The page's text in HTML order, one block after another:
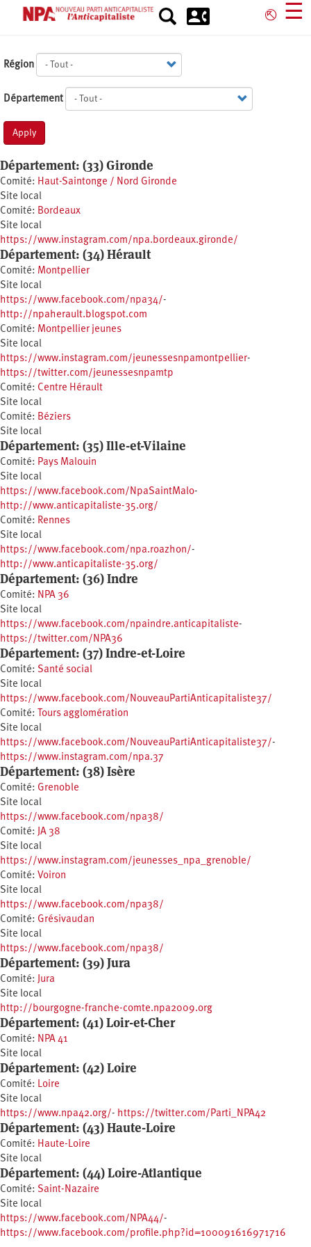
principal
⎋ ☰
Région
Département
Apply
Département: (33) Gironde
Comité: Haut-Saintonge / Nord Gironde
Site local
Comité: Bordeaux
Site local
https://www.instagram.com/npa.bordeaux.gironde/
Département: (34) Hérault
Comité: Montpellier
Site local
https://www.facebook.com/npa34/-
http://npaherault.blogspot.com
Comité: Montpellier jeunes
Site local
https://www.instagram.com/jeunessesnpamontpellier-
https://twitter.com/jeunessesnpamtp
Comité: Centre Hérault
Site local
Comité: Béziers
Site local
Département: (35) Ille-et-Vilaine
Comité: Pays Malouin
Site local
https://www.facebook.com/NpaSaintMalo-
http://www.anticapitaliste-35.org/
Comité: Rennes
Site local
https://www.facebook.com/npa.roazhon/-
http://www.anticapitaliste-35.org/
Département: (36) Indre
Comité: NPA 36
Site local
https://www.facebook.com/npaindre.anticapitaliste-
https://twitter.com/NPA36
Département: (37) Indre-et-Loire
Comité: Santé social
Site local
https://www.facebook.com/NouveauPartiAnticapitaliste37/
Comité: Tours agglomération
Site local
https://www.facebook.com/NouveauPartiAnticapitaliste37/-
https://www.instagram.com/npa.37
Département: (38) Isère
Comité: Grenoble
Site local
https://www.facebook.com/npa38/
Comité: JA 38
Site local
https://www.instagram.com/jeunesses_npa_grenoble/
Comité: Voiron
Site local
https://www.facebook.com/npa38/
Comité: Grésivaudan
Site local
https://www.facebook.com/npa38/
Département: (39) Jura
Comité: Jura
Site local
http://bourgogne-franche-comte.npa2009.org
Département: (41) Loir-et-Cher
Comité: NPA 41
Site local
Département: (42) Loire
Comité: Loire
Site local
https://www.npa42.org/- https://twitter.com/Parti_NPA42
Département: (43) Haute-Loire
Comité: Haute-Loire
Site local
Département: (44) Loire-Atlantique
Comité: Saint-Nazaire
Site local
https://www.facebook.com/NPA44/-
https://www.facebook.com/profile.php?id=100091616971716